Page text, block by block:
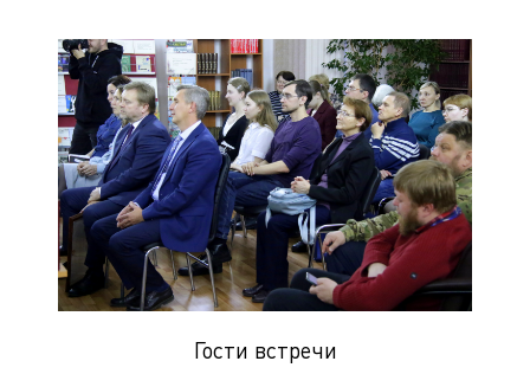
Гости встречи